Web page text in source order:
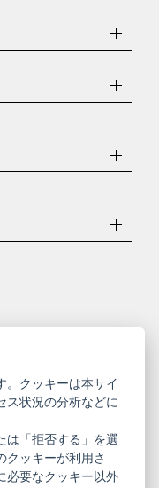
のやまと
振袖
サイト
。クッキーは本サイ
ス状況の分析などに
は「拒否する」を選
クッキーが利用さ
必要なクッキー以外